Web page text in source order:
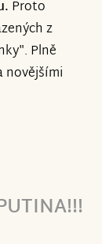
Proto
z
Plně
novějšími